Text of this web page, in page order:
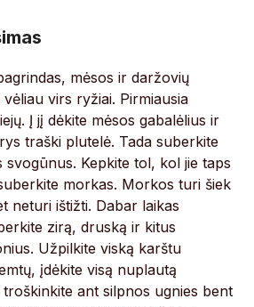
mėsos ir daržovių
virs ryžiai. Pirmiausia
Į jį dėkite mėsos gabalėlius ir
traški plutelė. Tada suberkite
svogūnus. Kepkite tol, kol jie taps
morkas. Morkos turi šiek
neturi ištižti. Dabar laikas
zirą, druską ir kitus
Užpilkite viską karštu
įdėkite visą nuplautą
ant silpnos ugnies bent